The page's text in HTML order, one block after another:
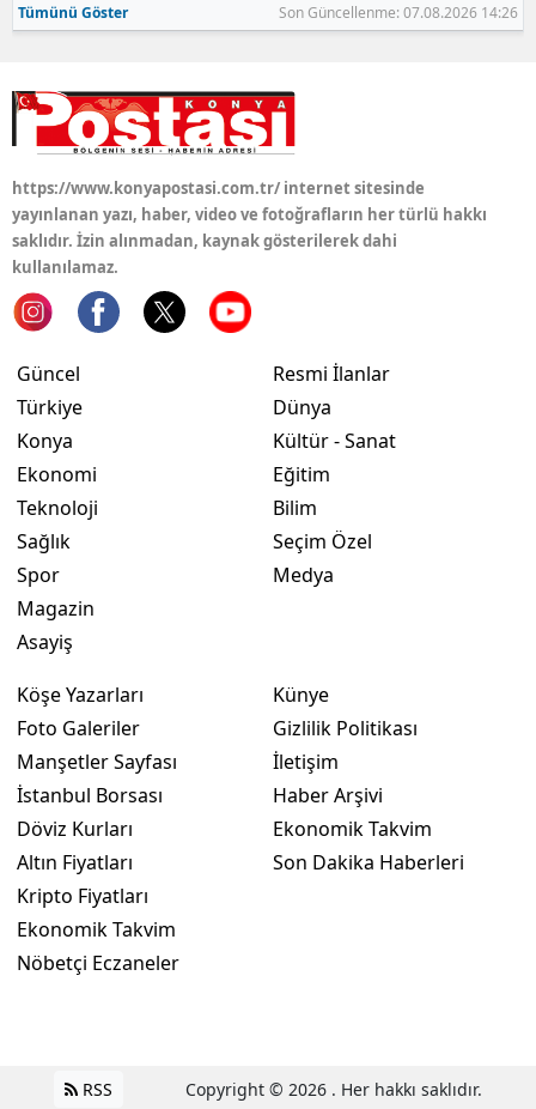
Tümünü Göster Son Güncellenme: 07.08.2026 14:26
https://www.konyapostasi.com.tr/ internet sitesinde
yayınlanan yazı, haber, video ve fotoğrafların her türlü hakkı
saklıdır. İzin alınmadan, kaynak gösterilerek dahi
kullanılamaz.
Güncel
Türkiye
Konya
Ekonomi
Teknoloji
Sağlık
Spor
Magazin
Asayiş
Resmi İlanlar
Dünya
Kültür - Sanat
Eğitim
Bilim
Seçim Özel
Medya
Köşe Yazarları
Foto Galeriler
Manşetler Sayfası
İstanbul Borsası
Döviz Kurları
Altın Fiyatları
Kripto Fiyatları
Ekonomik Takvim
Nöbetçi Eczaneler
Künye
Gizlilik Politikası
İletişim
Haber Arşivi
Ekonomik Takvim
Son Dakika Haberleri
RSS Copyright © 2026 . Her hakkı saklıdır.